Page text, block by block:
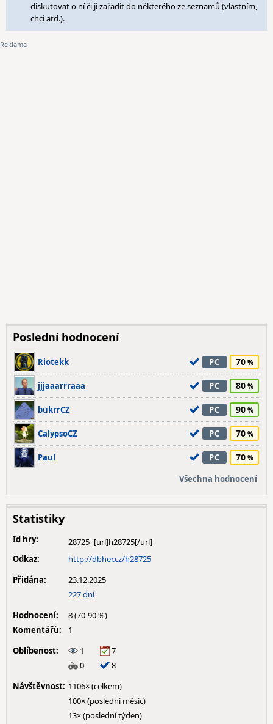
diskutovat o ní či ji zařadit do některého ze seznamů (vlastním,
chci atd.).
Poslední hodnocení
Riotekk PC 70
jjjaaarrraaa PC 80
bukrrCZ PC 90
CalypsoCZ PC 70
Paul PC 70
Všechna hodnocení
Statistiky
Id hry:
28725
Odkaz:
http://dbher.cz/h28725
Přidána:
23.12.2025
227 dní
Hodnocení:
8 (70-90 %)
Komentářů:
1
Oblíbenost:
1
7
0
8
Návštěvnost: 1106× (celkem)
100× (poslední měsíc)
13× (poslední týden)